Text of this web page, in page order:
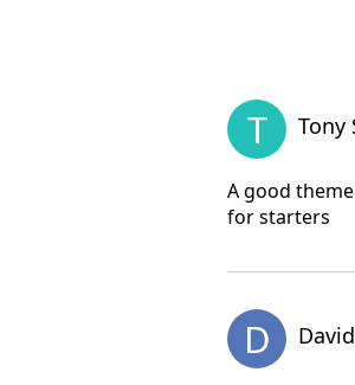
T Tony
A good
for starters
D